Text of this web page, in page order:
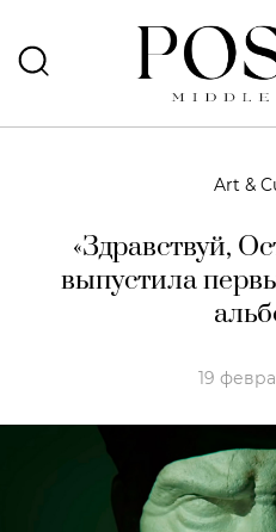
Art &
«Здравствуй,
выпустила
19